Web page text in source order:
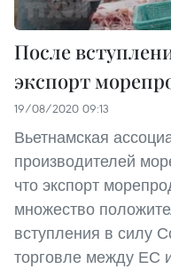
После
экспорт
19/08/2020 09:13
Вьетнамская
производителей
что экспорт
множество
вступления в силу
торговле между ЕС